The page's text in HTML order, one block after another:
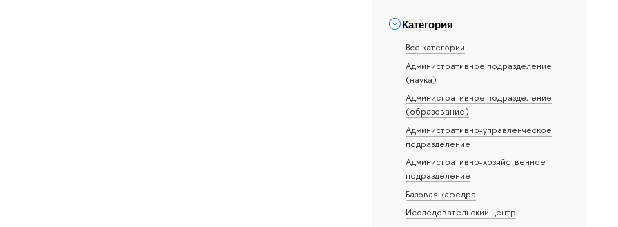
Категория
Все категории
Административное подразделение
(наука)
Административное подразделение
(образование)
Административно-управленческое
подразделение
Административно-хозяйственное
подразделение
Базовая кафедра
Исследовательский центр